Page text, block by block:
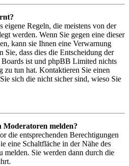
eigene Regeln, die meistens von der
werden. Wenn Sie gegen eine dieser
kann sie Ihnen eine Verwarnung
Sie, dass dies die Entscheidung der
ist und phpBB Limited nichts
zu tun hat. Kontaktieren Sie einen
sich die nicht sicher sind, wieso Sie
Moderatoren melden?
die entsprechenden Berechtigungen
eine Schaltfläche in der Nähe des
melden. Sie werden dann durch die